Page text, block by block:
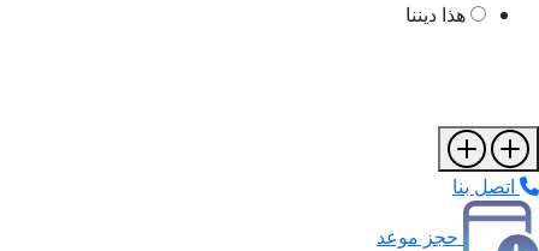
هذا ديننا
اتصل بنا
حجز موعد